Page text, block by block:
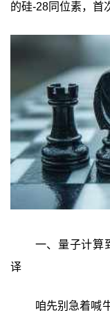
的硅-28同位素，首
一、量子计算
译
咱先别急着喊